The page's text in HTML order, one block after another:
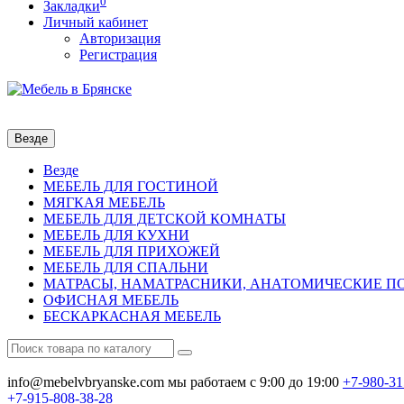
Закладки
Личный кабинет
Авторизация
Регистрация
Везде
Везде
МЕБЕЛЬ ДЛЯ ГОСТИНОЙ
МЯГКАЯ МЕБЕЛЬ
МЕБЕЛЬ ДЛЯ ДЕТСКОЙ КОМНАТЫ
МЕБЕЛЬ ДЛЯ КУХНИ
МЕБЕЛЬ ДЛЯ ПРИХОЖЕЙ
МЕБЕЛЬ ДЛЯ СПАЛЬНИ
МАТРАСЫ, НАМАТРАСНИКИ, АНАТОМИЧЕСКИЕ
ОФИСНАЯ МЕБЕЛЬ
БЕСКАРКАСНАЯ МЕБЕЛЬ
info@mebelvbryanske.com мы работаем с 9:00 до 19:00 +7-980-
+7-915-808-38-28